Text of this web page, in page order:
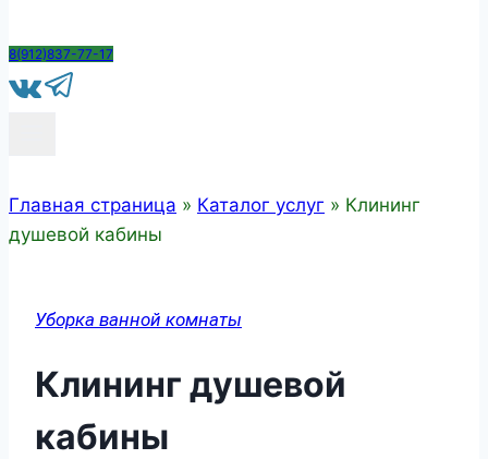
8(912)837-77-17
Главная страница » Каталог услуг » Клининг
душевой кабины
Уборка ванной комнаты
Клининг душевой
кабины